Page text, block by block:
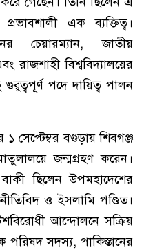
এক ব্যক্তিত্ব।
চেয়ারম্যান, জাতীয়
রাজশাহী বিশ্ববিদ্যালয়ের
পদে দায়িত্ব পালন
সেপ্টেম্বর বগুড়ায় শিবগঞ্জ
জন্মগ্রহণ করেন।
বাকী ছিলেন উপমহাদেশের
ও ইসলামি পণ্ডিত।
আন্দোলনে সক্রিয়
পরিষদ সদস্য, পাকিস্তানের